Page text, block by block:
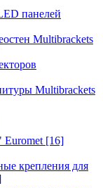
панелей
Multibrackets
Multibrackets
Euromet [16]
крепления для